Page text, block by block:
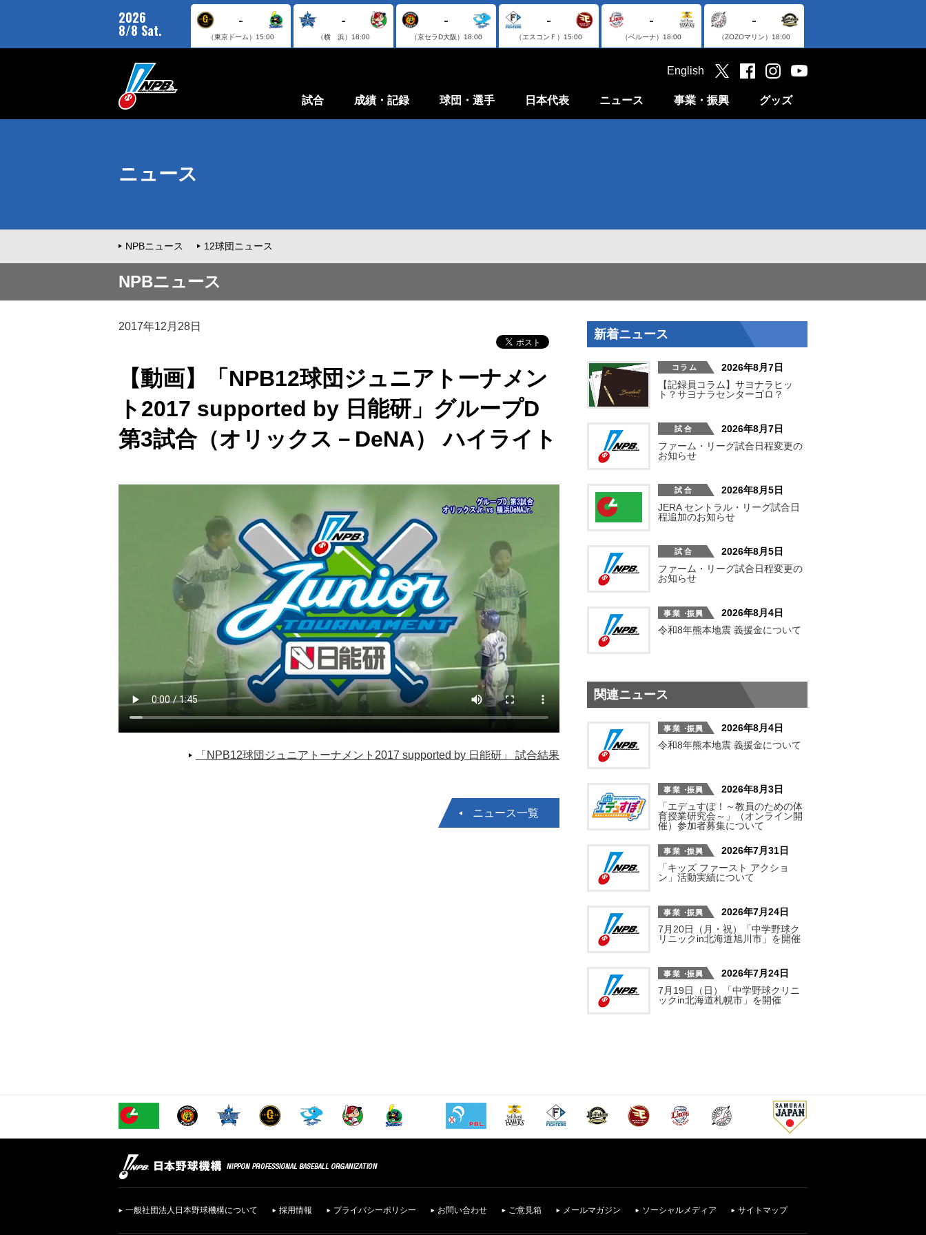
2026
8/8 Sat.
-
（東京ドーム） 15:00
-
（横 浜） 18:00
-
（京セラD大阪） 18:00
-
（エスコンＦ） 15:00
-
（ベルーナ） 18:00
-
（ZOZOマリン） 18:00
試合 成績・記録 球団・選手 日本代表 ニュース 事業・振興 グッズ
English
ニュース
NPBニュース 12球団ニュース
NPBニュース
2017年12月28日
【動画】「NPB12球団ジュニアトーナメン
ト2017 supported by 日能研」グループD
第3試合（オリックス－DeNA） ハイライト
「NPB12球団ジュニアトーナメント2017 supported by 日能研」 試合結果
ニュース一覧
新着ニュース
2026年8月7日
【記録員コラム】サヨナラヒッ
ト？サヨナラセンターゴロ？
2026年8月7日
ファーム・リーグ試合日程変更の
お知らせ
2026年8月5日
JERA セントラル・リーグ試合日
程追加のお知らせ
2026年8月5日
ファーム・リーグ試合日程変更の
お知らせ
2026年8月4日
令和8年熊本地震 義援金について
関連ニュース
2026年8月4日
令和8年熊本地震 義援金について
2026年8月3日
「エデュすぽ！～教員のための体
育授業研究会～」（オンライン開
催）参加者募集について
2026年7月31日
「キッズ ファースト アクショ
ン」活動実績について
2026年7月24日
7月20日（月・祝）「中学野球ク
リニックin北海道旭川市」を開催
2026年7月24日
7月19日（日）「中学野球クリニ
ックin北海道札幌市」を開催
一般社団法人日本野球機構について 採用情報 プライバシーポリシー お問い合わせ ご意見箱 メールマガジン ソーシャルメディア サイトマップ